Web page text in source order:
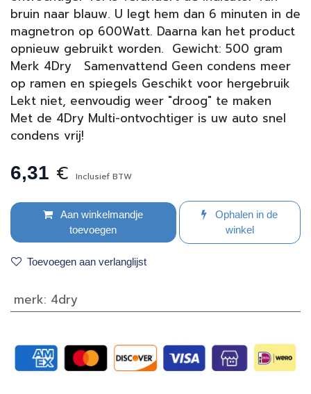
bruin naar blauw. U legt hem dan 6 minuten in de
magnetron op 600Watt. Daarna kan het product
opnieuw gebruikt worden. Gewicht: 500 gram
Merk 4Dry Samenvattend Geen condens meer
op ramen en spiegels Geschikt voor hergebruik
Lekt niet, eenvoudig weer "droog" te maken
Met de 4Dry Multi-ontvochtiger is uw auto snel
condens vrij!
6,31 € Inclusief BTW
Aan winkelmandje
toevoegen
Ophalen in de
winkel
Toevoegen aan verlanglijst
merk: 4dry